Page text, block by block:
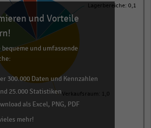
Lagerbereiche: 0,1
Verkaufsraum: 1,0
und Vorteile
bequeme und umfassende
300.000 Daten und Kennzahlen
25.000 Statistiken
als Excel, PNG, PDF
mehr!